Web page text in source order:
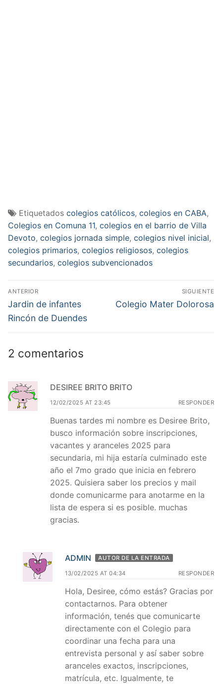
Etiquetados colegios católicos, colegios en CABA,
Colegios en Comuna 11, colegios en el barrio de Villa
Devoto, colegios jornada simple, colegios nivel inicial,
colegios primarios, colegios religiosos, colegios
secundarios, colegios subvencionados
Navegación
de
entradas
ANTERIOR
Entrada
anterior:
Jardin de infantes
Rincón de Duendes
SIGUIENTE
Entrada
Colegio Mater Dolorosa
2 comentarios
DESIREE BRITO BRITO
12/02/2025 AT 23:45 RESPONDER
Buenas tardes mi nombre es Desiree Brito,
busco información sobre inscripciones,
vacantes y aranceles 2025 para
secundaria, mi hija estaría culminado este
año el 7mo grado que inicia en febrero
2025. Quisiera saber los precios y mail
donde comunicarme para anotarme en la
lista de espera si es posible. muchas
gracias.
ADMIN AUTOR DE LA ENTRADA
13/02/2025 AT 04:34 RESPONDER
Hola, Desiree, cómo estás? Gracias por
contactarnos. Para obtener
información, tenés que comunicarte
directamente con el Colegio para
coordinar una fecha para una
entrevista personal y así saber sobre
aranceles exactos, inscripciones,
matrícula, etc. Igualmente, te